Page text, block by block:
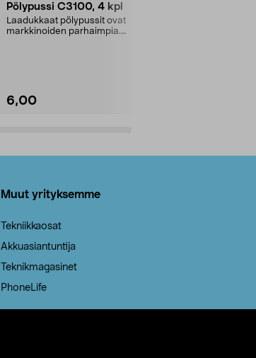
Pölypussi C3100, 4 kpl
Laadukkaat pölypussit ovat
markkinoiden parhaimpia.
6,00
Muut yrityksemme
Tekniikkaosat
Akkuasiantuntija
Teknikmagasinet
PhoneLife